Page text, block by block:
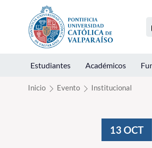
Click acá para ir directamente al contenido
Estudiantes Académicos
Inicio Evento Institucional
13 OCT